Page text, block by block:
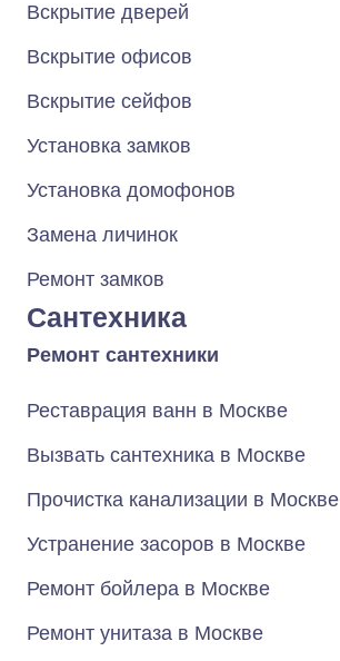
Вскрытие дверей
Вскрытие офисов
Вскрытие сейфов
Установка замков
Установка домофонов
Замена личинок
Ремонт замков
Сантехника
Ремонт сантехники
Реставрация ванн в Москве
Вызвать сантехника в Москве
Прочистка канализации в Москве
Устранение засоров в Москве
Ремонт бойлера в Москве
Ремонт унитаза в Москве